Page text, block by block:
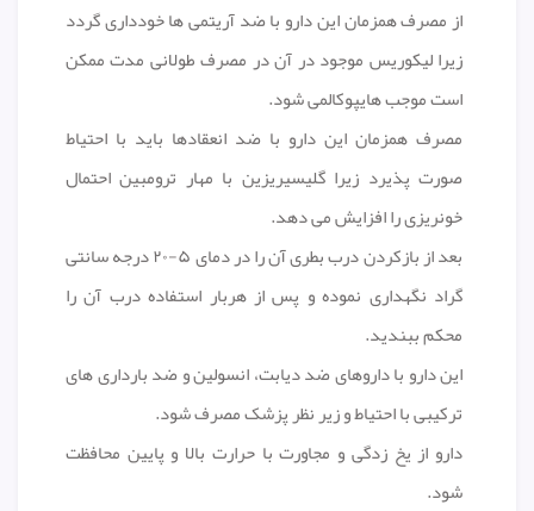
از مصرف همزمان این دارو با ضد آریتمی ها خودداری گردد
زیرا لیکوریس موجود در آن در مصرف طولانی مدت ممکن
است موجب هایپوکالمی شود.
مصرف همزمان این دارو با ضد انعقادها باید با احتیاط
صورت پذیرد زیرا گلیسیریزین با مهار ترومبین احتمال
خونریزی را افزایش می دهد.
بعد از بازکردن درب بطری آن را در دمای ۵-۲۰ درجه سانتی
گراد نگهداری نموده و پس از هربار استفاده درب آن را
محکم ببندید.
این دارو با داروهای ضد دیابت، انسولین و ضد بارداری های
ترکیبی با احتیاط و زیر نظر پزشک مصرف شود.
دارو از یخ زدگی و مجاورت با حرارت بالا و پایین محافظت
شود.